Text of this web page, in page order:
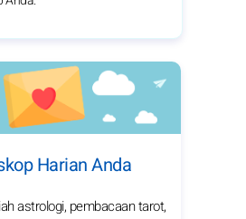
Harian Anda
astrologi, pembacaan tarot,